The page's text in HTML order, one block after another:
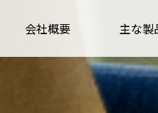
会社概要 主な製